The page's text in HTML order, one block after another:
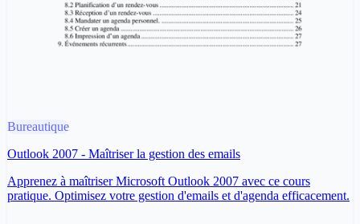
Bureautique
Outlook 2007 - Maîtriser la gestion des emails
Apprenez à maîtriser Microsoft Outlook 2007 avec ce cours
pratique. Optimisez votre gestion d'emails et d'agenda efficacement.